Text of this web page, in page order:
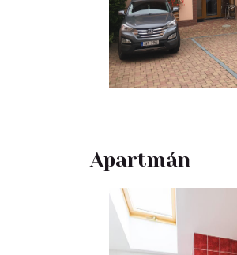
Apartmán